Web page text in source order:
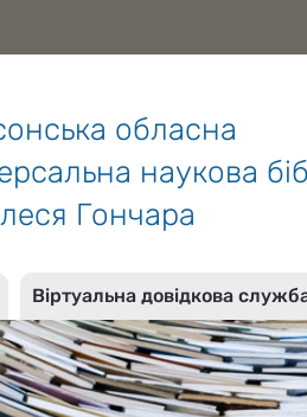
обласна
наукова
Гончара
Віртуальна довідкова